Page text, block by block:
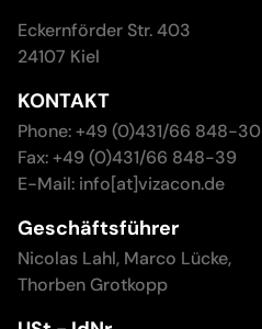
Eckernförder Str. 403
24107 Kiel
KONTAKT
Phone: +49 (0)431/66 848-30
Fax: +49 (0)431/66 848-39
E-Mail: info[at]vizacon.de
Geschäftsführer
Nicolas Lahl, Marco Lücke,
Thorben Grotkopp